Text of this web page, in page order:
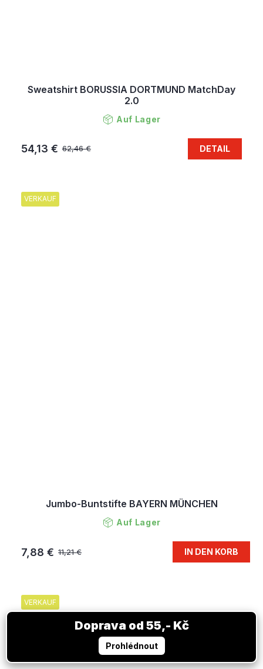
Sweatshirt BORUSSIA DORTMUND MatchDay
2.0
Auf Lager
62,46 €
54,13 € DETAIL
VERKAUF
Jumbo-Buntstifte BAYERN MÜNCHEN
Auf Lager
11,21 €
7,88 € IN DEN KORB
VERKAUF